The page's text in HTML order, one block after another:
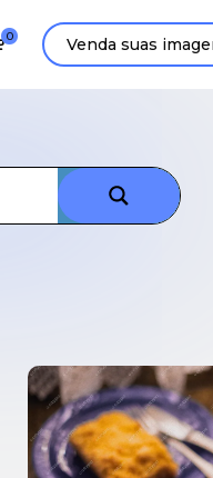
0 Venda suas